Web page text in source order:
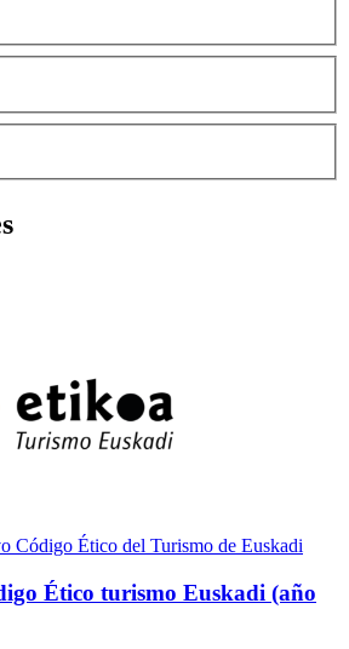
Código Ético del Turismo de Euskadi
Ético turismo Euskadi (año